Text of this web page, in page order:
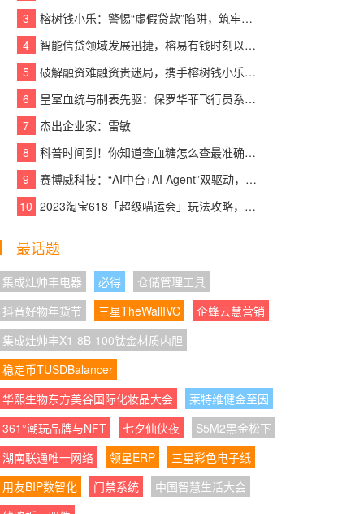
08:07:06 |
萤石携手北京字节跳动公益基金
会、火山引擎，以AI之眼点亮“少年奇遇季”暑期
公益研学
08:07:40 | 深化“一带一路”交流合作，六国慢
病防控代表团到访甘李药业
08:07:51 | 鲁大师7月新机性能/流畅/AI榜：viv
o夺性能、流畅双第一
08:07:40 | 联名“显化女王”刘晓庆，奈雪这杯
“财神奶”刷屏了
08:07:56
08:07:05
宏祚新能源工商业分布式光伏机构
间REITs在上交所正式设立，银行理财资金批量
入场
08:07:07 | 破除"安全港"幻觉，看清企业AI应
用的内生风险与防护之道
08:07:34 | AOC以“天生色准”进阶专业创作显
示，为创作者重建视觉信任
08:07:47 | AOC K27U3创作设计旗舰显示器
以精准视界助力创作者突破想象边界
3
榕树钱小乐：警惕“虚假贷款”陷阱，筑牢反诈“防火墙”
4
智能信贷领域发展迅捷，榕易有钱时刻以客户为中心，回报每一份信任
5
破解融资难融资贵迷局，携手榕树钱小乐，让贷款成功触手可及
6
皇室血统与制表先驱：保罗华菲飞行员系列与百达翡丽Calatrava的百年对话
7
杰出企业家：雷敏
8
科普时间到！你知道查血糖怎么查最准确吗？
9
赛博威科技：“AI中台+AI Agent”双驱动，【CYBER AI】智赋打造企业级AI大脑
10 2023淘宝618「超级喵运会」玩法攻略，领喵币升级猫猫瓜分5亿，附618红包口
最话题
集成灶帅丰电器 必得
仓储管理工具
抖音好物年货节
三星TheWallIVC
企蜂云慧营销
集成灶帅丰X1-8B-100钛金材质内胆
稳定币TUSDBalancer
华熙生物东方美谷国际化妆品大会
莱特维健金至因
361°潮玩品牌与NFT
七夕仙侠夜
S5M2黑金松下
湖南联通唯一网络
领星ERP
三星彩色电子纸
用友BIP数智化
门禁系统
中国智慧生活大会